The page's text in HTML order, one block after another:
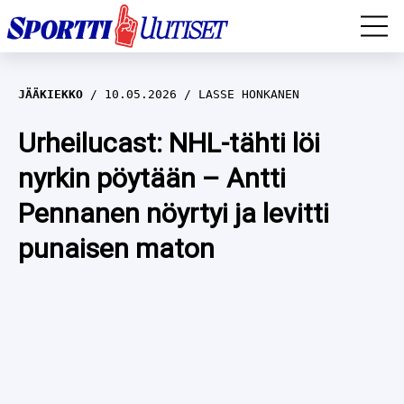
EM-YLEISURHEILU
JÄÄKIEKKO
YLEISURHEILU
WILMA HELTELÄ
TALVILAJIT
JÄÄKIEKKO 10.05.2026 LASSE HONKANEN
Urheilucast: NHL-tähti löi
nyrkin pöytään – Antti
Pennanen nöyrtyi ja levitti
punaisen maton